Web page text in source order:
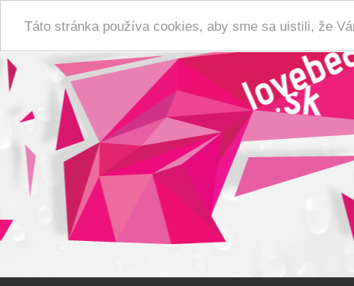
Táto stránka používa cookies, aby sme sa uistili, že